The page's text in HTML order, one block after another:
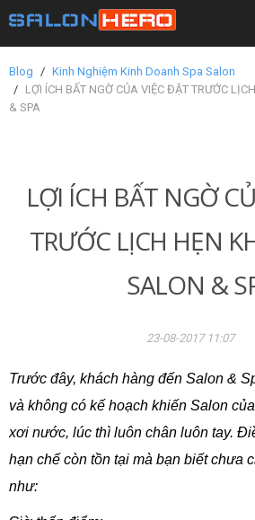
Blog
Kinh Nghiệm Kinh Doanh Spa Salon
LỢI ÍCH BẤT NGỜ CỦA VIỆC ĐẶT TRƯỚC
& SPA
LỢI ÍCH BẤT NGỜ
TRƯỚC LỊCH HẸN
SALON &
23-08-2017 11:07
Trước đây, khách hàng đến Salon &
và không có kế hoạch khiến Salon
xơi nước, lúc thì luôn chân luôn tay.
hạn chế còn tồn tại mà bạn biết chưa
như: